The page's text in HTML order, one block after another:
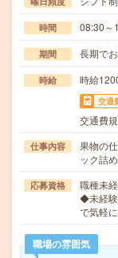
時間 08:30～
期間 長期で
時給 時給
交通
交通費
仕事内容
果物の
ック詰
応募資格
職種未
◆未経験
で気軽
職場の雰囲気